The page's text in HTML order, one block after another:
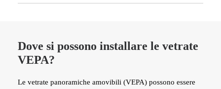
Dove si possono installare le vetrate
VEPA?
Le vetrate panoramiche amovibili (VEPA) possono essere